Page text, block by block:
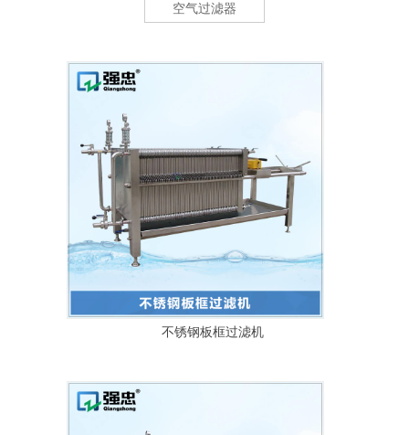
空气过滤器
不锈钢板框过滤机